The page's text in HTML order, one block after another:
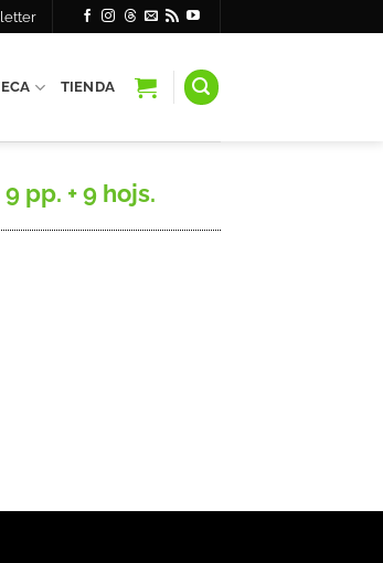
TIENDA
pp. + 9 hojs.